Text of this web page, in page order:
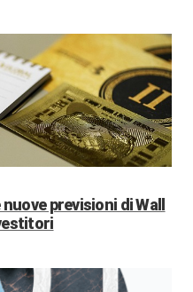
previsioni di Wall